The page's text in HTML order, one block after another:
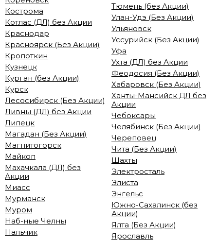
Кострома
Котлас (ДЛ) без Акции
Краснодар
Красноярск (Без Акции)
Кропоткин
Кузнецк
Курган (без Акции)
Курск
Лесосибирск (Без Акции)
Ливны (ДЛ) без Акции
Липецк
Магадан (Без Акции)
Магнитогорск
Майкоп
Махачкала (ДЛ) без
Акции
Миасс
Мурманск
Муром
Наб-ные Челны
Нальчик
Тюмень (без Акции)
Улан-Удэ (Без Акции)
Ульяновск
Уссурийск (Без Акции)
Уфа
Ухта (ДЛ) без Акции
Феодосия (Без Акции)
Хабаровск (Без Акции)
Ханты-Мансийск ДЛ без
Акции
Чебоксары
Челябинск (Без Акции)
Череповец
Чита (Без Акции)
Шахты
Электросталь
Элиста
Энгельс
Южно-Сахалинск (без
Акции)
Ялта (Без Акции)
Ярославль